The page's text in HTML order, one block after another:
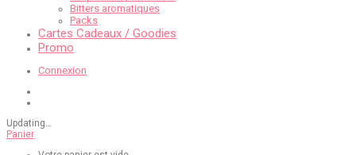
Bitters aromatiques
Packs
Cartes Cadeaux / Goodies
Promo
Connexion
Updating…
Panier